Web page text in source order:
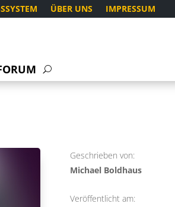
ÜBER UNS IMPRESSUM
Geschrieben von:
Michael Boldhaus
Veröffentlicht am: